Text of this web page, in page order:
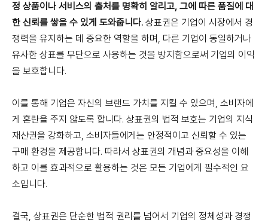
정 상품이나 서비스의 출처를 명확히 알리고, 그에 따른 품질에 대
한 신뢰를 쌓을 수 있게 도와줍니다. 상표권은 기업이 시장에서 경
쟁력을 유지하는 데 중요한 역할을 하며, 다른 기업이 동일하거나
유사한 상표를 무단으로 사용하는 것을 방지함으로써 기업의 이익
을 보호합니다.
이를 통해 기업은 자신의 브랜드 가치를 지킬 수 있으며, 소비자에
게 혼란을 주지 않도록 합니다. 상표권의 법적 보호는 기업의 지식
재산권을 강화하고, 소비자들에게는 안정적이고 신뢰할 수 있는
구매 환경을 제공합니다. 따라서 상표권의 개념과 중요성을 이해
하고 이를 효과적으로 활용하는 것은 모든 기업에게 필수적인 요
소입니다.
결국, 상표권은 단순한 법적 권리를 넘어서 기업의 정체성과 경쟁